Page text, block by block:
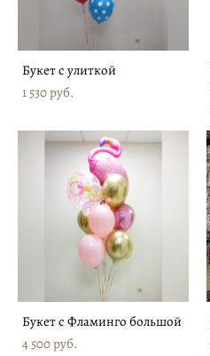
Букет с улиткой
1 530 pуб.
Букет с Фламинго большой
4 500 pуб.